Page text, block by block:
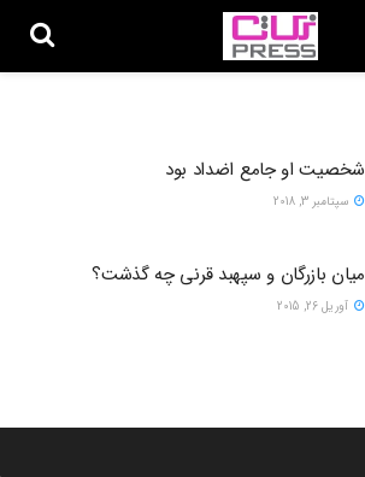
شخصیت او جامع اضداد بود
سپتامبر 3, 2018
میان بازرگان و سپهبد قرنی چه گذشت؟
آوریل 26, 2015